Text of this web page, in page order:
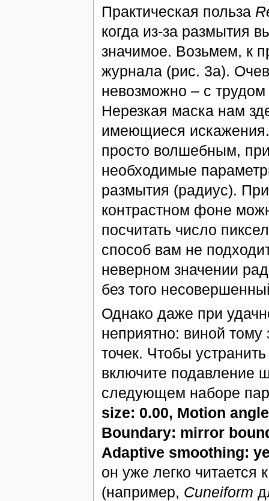
Практическая польза
когда из-за размытия
значимое. Возьмем, к
журнала (рис. 3a).
невозможно – с
Нерезкая маска нам
имеющиеся
просто волшебным,
необходимые
размытия (радиус).
контрастном фоне
посчитать число
способ вам не
неверном значении
без того
Однако даже при
неприятно: виной
точек. Чтобы
включите подавление
следующем наборе
size: 0.00, Motion
Boundary: mirror
Adaptive smoothing:
он уже легко читается
(например, Cuneiform